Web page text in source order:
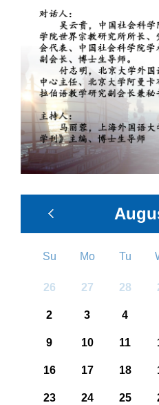
Su Mo Tu
26 27 28
2 3 4
9 10 11
16 17 18
23 24 25